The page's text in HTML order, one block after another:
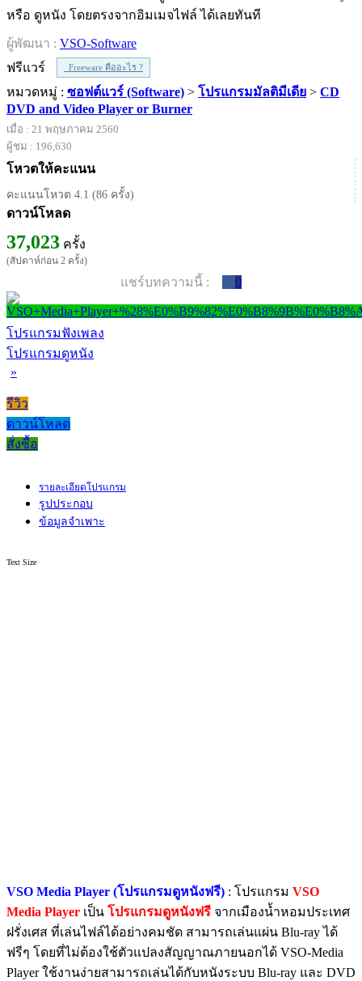
หรือ ดูหนัง โดยตรงจากอิมเมจไฟล์ ได้เลยทันที
ผู้พัฒนา : VSO-Software
ฟรีแวร์
Freeware คืออะไร ?
หมวดหมู่ : ซอฟต์แวร์ (Software) > โปรแกรมมัลติมีเดีย > CD
DVD and Video Player or Burner
เมื่อ : 21 พฤษภาคม 2560
ผู้ชม : 196,630
โหวตให้คะแนน
คะแนนโหวต 4.1 (86 ครั้ง)
ดาวน์โหลด
37,023 ครั้ง
(สัปดาห์ก่อน 2 ครั้ง)
แชร์บทความนี้ : 0
โปรแกรมฟังเพลง
โปรแกรมดูหนัง
»
รีวิว
ดาวน์โหลด
สั่งซื้อ
รายละเอียดโปรแกรม
รูปประกอบ
ข้อมูลจำเพาะ
Text Size
VSO Media Player (โปรแกรมดูหนังฟรี) : โปรแกรม VSO
Media Player เป็น โปรแกรมดูหนังฟรี จากเมืองน้ำหอมประเทศ
ฝรั่งเศส ที่เล่นไฟล์ได้อย่างคมชัด สามารถเล่นแผ่น Blu-ray ได้
ฟรีๆ โดยที่ไม่ต้องใช้ตัวแปลงสัญญาณภายนอกได้ VSO-Media
Player ใช้งานง่ายสามารถเล่นได้กับหนังระบบ Blu-ray และ DVD